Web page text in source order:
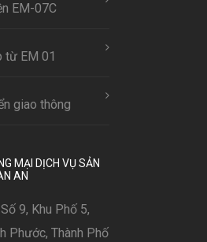
EM-07C
từ EM 01
giao thông
MẠI DỊCH VỤ SẢN
AN
9, Khu Phố 5,
Phước, Thành Phố